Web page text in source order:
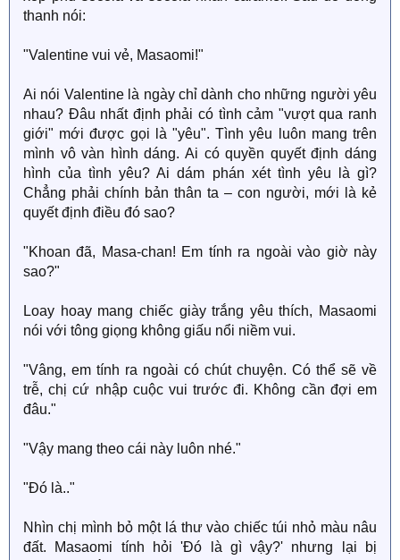
thanh nói:
"Valentine vui vẻ, Masaomi!"
Ai nói Valentine là ngày chỉ dành cho những người yêu
nhau? Đâu nhất định phải có tình cảm "vượt qua ranh
giới" mới được gọi là "yêu". Tình yêu luôn mang trên
mình vô vàn hình dáng. Ai có quyền quyết định dáng
hình của tình yêu? Ai dám phán xét tình yêu là gì?
Chẳng phải chính bản thân ta – con người, mới là kẻ
quyết định điều đó sao?
"Khoan đã, Masa-chan! Em tính ra ngoài vào giờ này
sao?"
Loay hoay mang chiếc giày trắng yêu thích, Masaomi
nói với tông giọng không giấu nổi niềm vui.
"Vâng, em tính ra ngoài có chút chuyện. Có thể sẽ về
trễ, chị cứ nhập cuộc vui trước đi. Không cần đợi em
đâu."
"Vậy mang theo cái này luôn nhé."
"Đó là.."
Nhìn chị mình bỏ một lá thư vào chiếc túi nhỏ màu nâu
đất. Masaomi tính hỏi 'Đó là gì vậy?' nhưng lại bị